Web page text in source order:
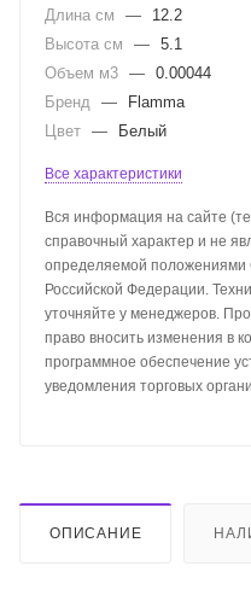
Длина см
—
12.2
Высота см
— 5.1
Объем м3 — 0.00044
Бренд —
Flamma
Цвет — Белый
Все характеристики
Вся информация на сайте
справочный характер и не
определяемой положениями
Российской Федерации.
уточняйте у менеджеров.
право вносить изменения в
программное обеспечение
уведомления торговых
ОПИСАНИЕ